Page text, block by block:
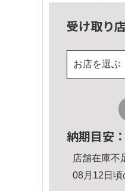
受け取り
お店を選ぶ
納期目安：
店舗在庫不
08月12日頃